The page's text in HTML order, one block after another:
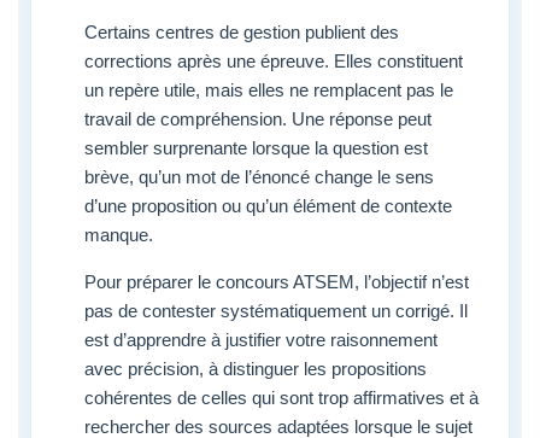
Certains centres de gestion publient des
corrections après une épreuve. Elles constituent
un repère utile, mais elles ne remplacent pas le
travail de compréhension. Une réponse peut
sembler surprenante lorsque la question est
brève, qu’un mot de l’énoncé change le sens
d’une proposition ou qu’un élément de contexte
manque.
Pour préparer le concours ATSEM, l’objectif n’est
pas de contester systématiquement un corrigé. Il
est d’apprendre à justifier votre raisonnement
avec précision, à distinguer les propositions
cohérentes de celles qui sont trop affirmatives et à
rechercher des sources adaptées lorsque le sujet